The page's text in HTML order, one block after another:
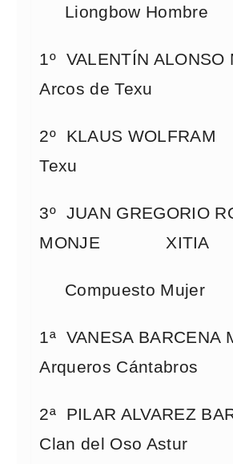
Liongbow Hombre
1º VALENTÍN ALONSO
Arcos de Texu
2º KLAUS
Texu
3º JUAN GREGORIO
MONJE XITIA
Compuesto Mujer
1ª VANESA BARCENA
Arqueros Cántabros
2ª PILAR ALVAREZ
Clan del Oso Astur